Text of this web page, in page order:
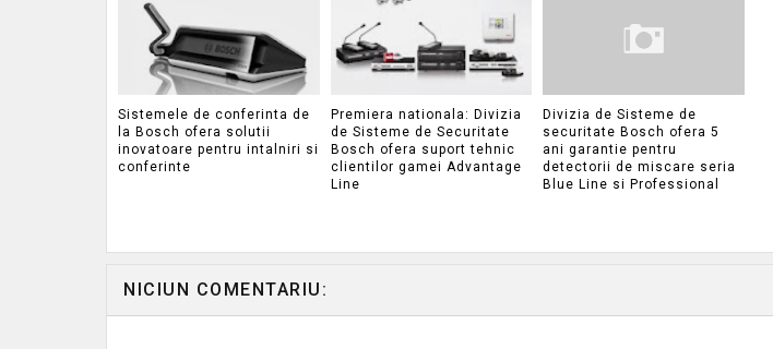
Sistemele de conferinta de
la Bosch ofera solutii
inovatoare pentru intalniri si
conferinte
Premiera nationala: Divizia
de Sisteme de Securitate
Bosch ofera suport tehnic
clientilor gamei Advantage
Line
Divizia de Sisteme de
securitate Bosch ofera 5
ani garantie pentru
detectorii de miscare seria
Blue Line si Professional
NICIUN COMENTARIU: